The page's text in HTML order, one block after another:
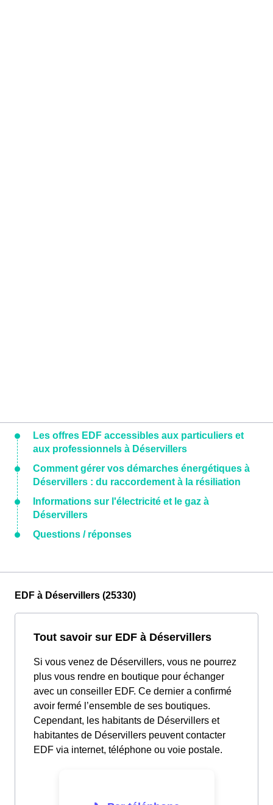
Les offres EDF accessibles aux particuliers et
aux professionnels à Déservillers
Comment gérer vos démarches énergétiques à
Déservillers : du raccordement à la résiliation
Informations sur l'électricité et le gaz à
Déservillers
Questions / réponses
EDF à Déservillers (25330)
Tout savoir sur EDF à Déservillers
Si vous venez de Déservillers, vous ne pourrez
plus vous rendre en boutique pour échanger
avec un conseiller EDF. Ce dernier a confirmé
avoir fermé l’ensemble de ses boutiques.
Cependant, les habitants de Déservillers et
habitantes de Déservillers peuvent contacter
EDF via internet, téléphone ou voie postale.